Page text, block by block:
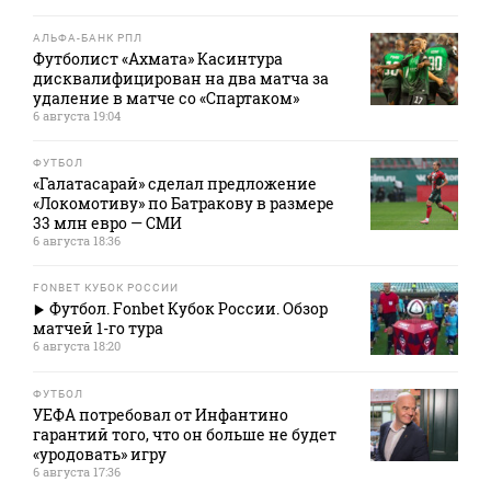
АЛЬФА-БАНК РПЛ
Футболист «Ахмата» Касинтура
дисквалифицирован на два матча за
удаление в матче со «Спартаком»
6 августа 19:04
ФУТБОЛ
«Галатасарай» сделал предложение
«Локомотиву» по Батракову в размере
33 млн евро — СМИ
6 августа 18:36
FONBET КУБОК РОССИИ
Футбол. Fonbet Кубок России. Обзор
матчей 1-го тура
6 августа 18:20
ФУТБОЛ
УЕФА потребовал от Инфантино
гарантий того, что он больше не будет
«уродовать» игру
6 августа 17:36